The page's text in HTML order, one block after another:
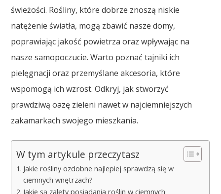
świeżości. Rośliny, które dobrze znoszą niskie
natężenie światła, mogą zbawić nasze domy,
poprawiając jakość powietrza oraz wpływając na
nasze samopoczucie. Warto poznać tajniki ich
pielęgnacji oraz przemyślane akcesoria, które
wspomogą ich wzrost. Odkryj, jak stworzyć
prawdziwą oazę zieleni nawet w najciemniejszych
zakamarkach swojego mieszkania.
W tym artykule przeczytasz
Jakie rośliny ozdobne najlepiej sprawdzą się w
ciemnych wnętrzach?
Jakie są zalety posiadania roślin w ciemnych